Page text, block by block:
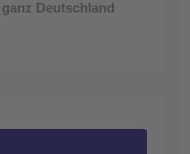
Deutschland